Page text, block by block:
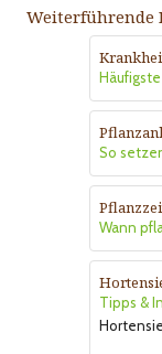
Weiterführende
So
Wann
Tipps &